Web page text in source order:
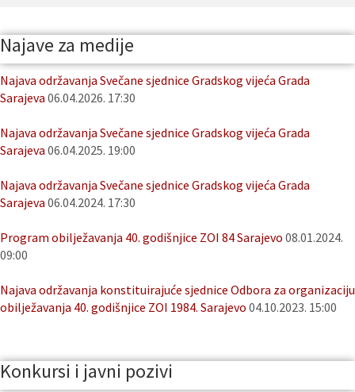
Najave za medije
Najava održavanja Svečane sjednice Gradskog vijeća Grada
Sarajeva 06.04.2026. 17:30
Najava održavanja Svečane sjednice Gradskog vijeća Grada
Sarajeva 06.04.2025. 19:00
Najava održavanja Svečane sjednice Gradskog vijeća Grada
Sarajeva 06.04.2024. 17:30
Program obilježavanja 40. godišnjice ZOI 84 Sarajevo 08.01.2024.
09:00
Najava održavanja konstituirajuće sjednice Odbora za organizaciju
obilježavanja 40. godišnjice ZOI 1984. Sarajevo 04.10.2023. 15:00
Konkursi i javni pozivi